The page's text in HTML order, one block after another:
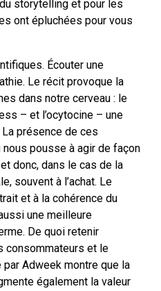
storytelling et pour les
ont épluchées pour vous
Écouter une
Le récit provoque la
dans notre cerveau : le
– et l’ocytocine – une
présence de ces
pousse à agir de façon
donc, dans le cas de la
souvent à l’achat. Le
et à la cohérence du
une meilleure
De quoi retenir
consommateurs et le
Adweek montre que la
également la valeur